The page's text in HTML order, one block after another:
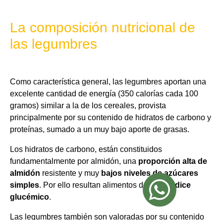
La composición nutricional de
las legumbres
Como característica general, las legumbres aportan una
excelente cantidad de energía (350 calorías cada 100
gramos) similar a la de los cereales, provista
principalmente por su contenido de hidratos de carbono y
proteínas, sumado a un muy bajo aporte de grasas.
Los hidratos de carbono, están constituidos
fundamentalmente por almidón, una proporción alta de
almidón resistente y muy bajos niveles de azúcares
simples. Por ello resultan alimentos debajo índice
glucémico.
Las legumbres también son valoradas por su contenido